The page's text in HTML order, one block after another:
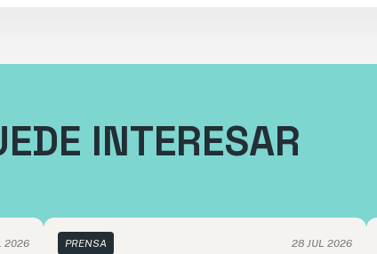
INTERESAR
2026 PRENSA 28 JUL 2026